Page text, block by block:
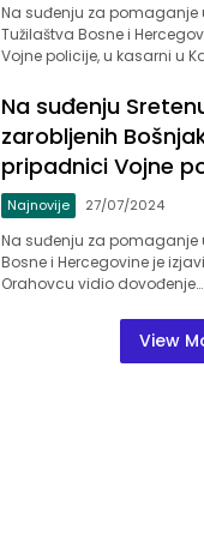
Na suđenju za pomaganje
Tužilaštva Bosne i
Vojne policije, u kasarni u
Na suđenju
zarobljenih
pripadnici Vojne
Najnovije 27/07/2024
Na suđenju za pomaganje
Bosne i Hercegovine je
Orahovcu vidio dovođenje…
View